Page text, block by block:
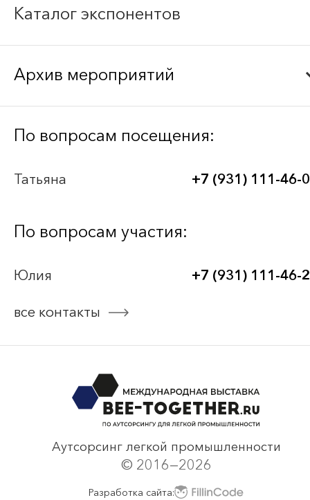
Каталог экспонентов
Архив мероприятий
Bee-Together 21 (2026)
BEE-TOGETHER.KG 3-я Международная
По вопросам посещения:
Татьяна +7 (931) 111-46-
По вопросам участия:
Юлия +7 (931) 111-46-
все контакты
Аутсорсинг легкой промышленности
© 2016—2026
Разработка сайта: